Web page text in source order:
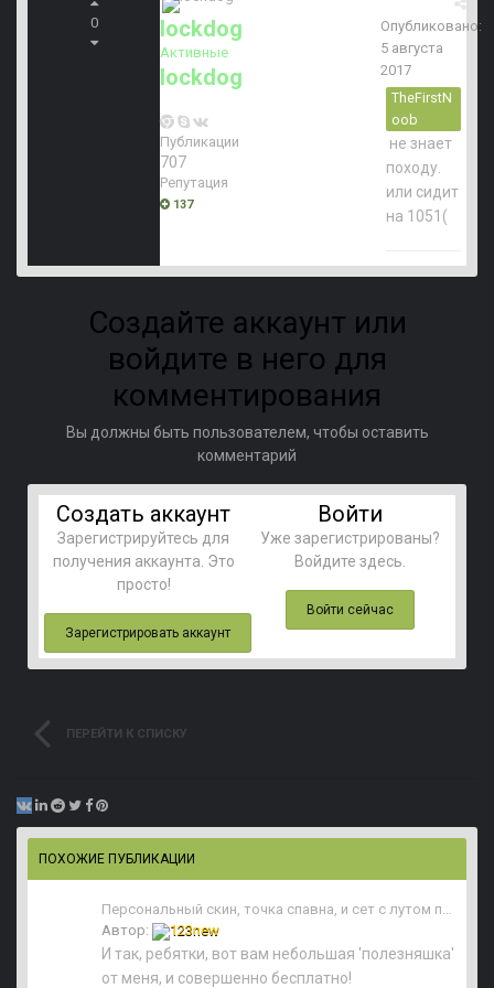
0 lockdog
Активные
lockdog
Публикации
707
Репутация
137
Опубликовано:
5 августа
2017
TheFirstN
oob
не знает
походу.
или сидит
на 1051(
Создайте аккаунт или
войдите в него для
комментирования
Вы должны быть пользователем, чтобы оставить
комментарий
Создать аккаунт
Зарегистрируйтесь для
получения аккаунта. Это
просто!
Зарегистрировать аккаунт
Войти
Уже зарегистрированы?
Войдите здесь.
Войти сейчас
ПЕРЕЙТИ К СПИСКУ
ПОХОЖИЕ ПУБЛИКАЦИИ
Автор:
123new
И так, ребятки, вот вам небольшая 'полезняшка'
от меня, и совершенно бесплатно!